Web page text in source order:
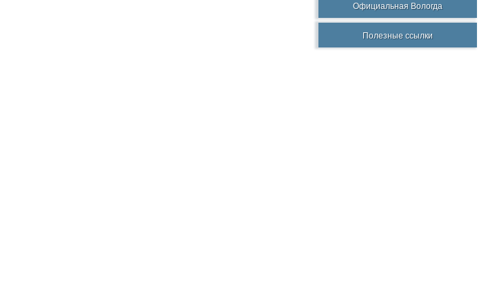
Официальная Вологда
Полезные ссылки